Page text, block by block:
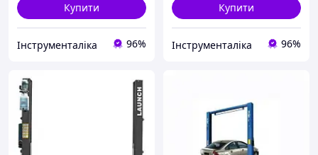
Купити
Інструменталіка 96%
Купити
Інструменталіка 96%